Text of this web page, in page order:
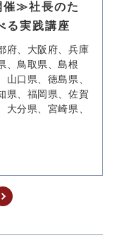
≫社長のた
る実践講座
府、大阪府、兵庫
、鳥取県、島根
山口県、徳島県、
県、福岡県、佐賀
大分県、宮崎県、